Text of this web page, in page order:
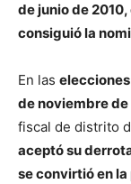
de junio de
consiguió la
En las elecciones
de noviembre de
fiscal de distrito
aceptó su
se convirtió en